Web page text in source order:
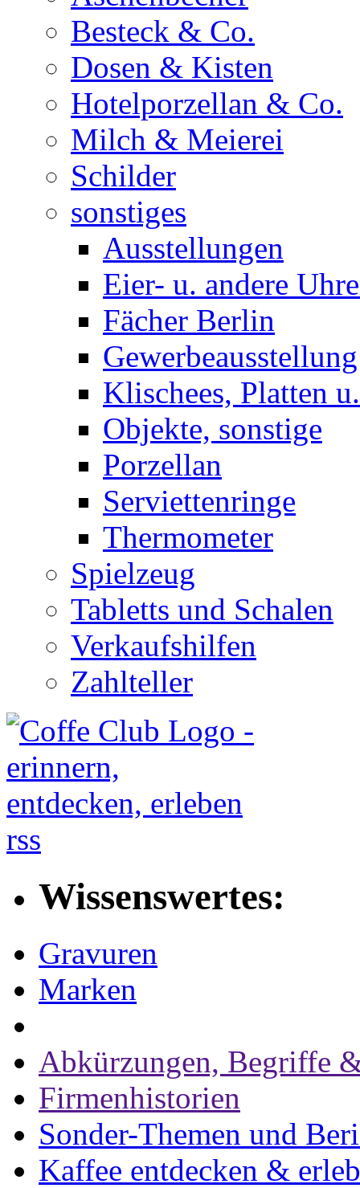
Besteck & Co.
Dosen & Kisten
Hotelporzellan & Co.
Milch & Meierei
Schilder
sonstiges
Ausstellungen
Eier- u. andere
Fächer Berlin
Klischees, Platten
Objekte, sonstige
Porzellan
Serviettenringe
Thermometer
Spielzeug
Tabletts und Schalen
Verkaufshilfen
Zahlteller
rss
Wissenswertes:
Gravuren
Marken
Abkürzungen, Begriffe
Firmenhistorien
Sonder-Themen und
Kaffee entdecken &